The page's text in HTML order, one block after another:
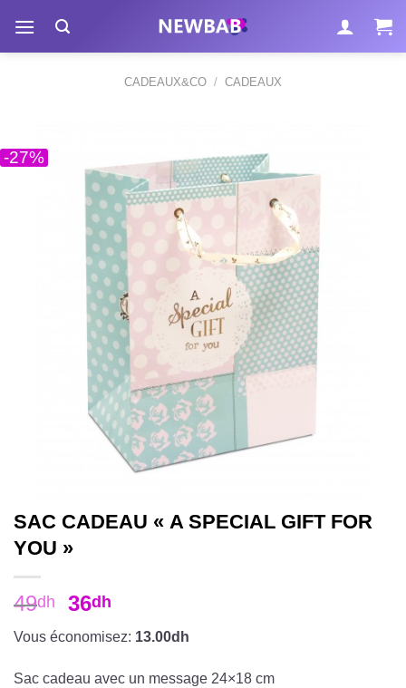
contenu
CADEAUX&CO / CADEAUX
-27%
SAC CADEAU « A SPECIAL GIFT FOR
YOU »
49dh 36dh
Vous économisez: 13.00dh
Sac cadeau avec un message 24×18 cm